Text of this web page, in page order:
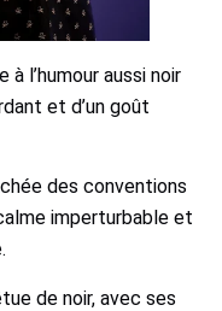
l’humour aussi noir
et d’un goût
des conventions
imperturbable et
de noir, avec ses